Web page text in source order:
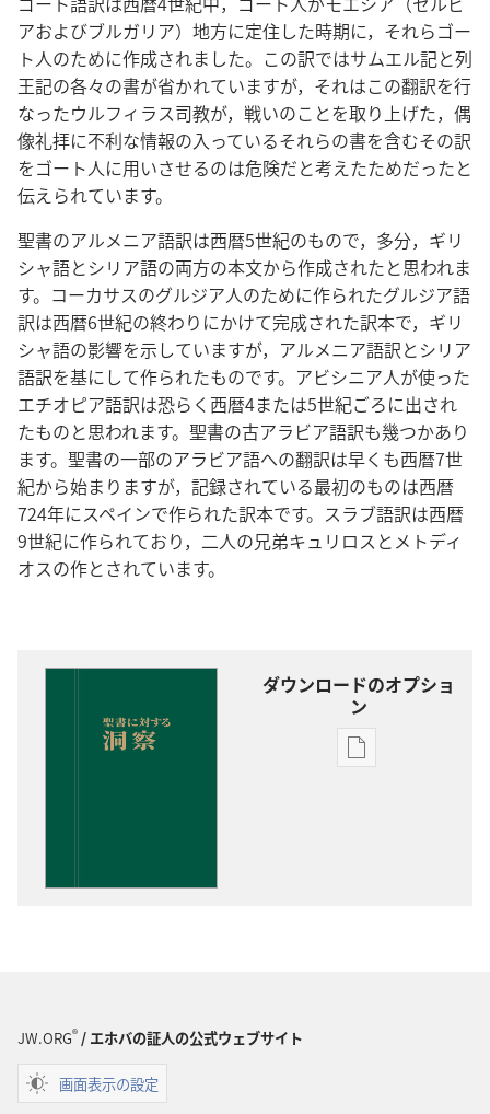
アおよびブルガリア）地方に定住した時期に，それらゴー
ト人のために作成されました。この訳ではサムエル記と列
王記の各々の書が省かれていますが，それはこの翻訳を行
なったウルフィラス司教が，戦いのことを取り上げた，偶
像礼拝に不利な情報の入っているそれらの書を含むその訳
をゴート人に用いさせるのは危険だと考えたためだったと
伝えられています。
聖書のアルメニア語訳は西暦5世紀のもので，多分，ギリ
シャ語とシリア語の両方の本文から作成されたと思われま
す。コーカサスのグルジア人のために作られたグルジア語
訳は西暦6世紀の終わりにかけて完成された訳本で，ギリ
シャ語の影響を示していますが，アルメニア語訳とシリア
語訳を基にして作られたものです。アビシニア人が使った
エチオピア語訳は恐らく西暦4または5世紀ごろに出され
たものと思われます。聖書の古アラビア語訳も幾つかあり
ます。聖書の一部のアラビア語への翻訳は早くも西暦7世
紀から始まりますが，記録されている最初のものは西暦
724年にスペインで作られた訳本です。スラブ語訳は西暦
9世紀に作られており，二人の兄弟キュリロスとメトディ
オスの作とされています。
ダウンロードのオプショ
ン
出
JW.ORG®/ エホバの証人の公式ウェブサイト
画面表示の設定